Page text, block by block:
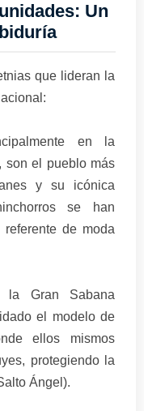
Un
que lideran la
en la
son el pueblo más
y su icónica
se han
de moda
la Gran Sabana
el modelo de
ellos mismos
protegiendo la
Ángel).